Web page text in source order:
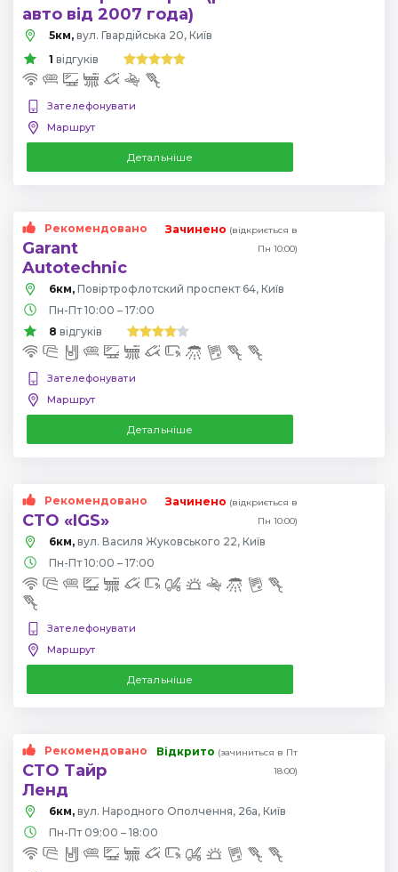
авто від 2007 года)
5км, вул. Гвардійська 20, Київ
1 відгуків
Зателефонувати
Маршрут
Детальніше
Рекомендовано
Garant
Autotechnic
Зачинено (відкриється в
Пн 10:00)
6км,
Повіртрофлотский проспект 64, Київ
Пн-Пт 10:00 – 17:00
8 відгуків
Зателефонувати
Маршрут
Детальніше
Рекомендовано
СТО «IGS»
Зачинено (відкриється в
Пн 10:00)
6км, вул. Василя Жуковського 22, Київ
Пн-Пт 10:00 – 17:00
Зателефонувати
Маршрут
Детальніше
Рекомендовано
СТО Тайр
Ленд
Відкрито (зачиниться в Пт
18:00)
6км, вул. Народного Ополчення, 26а, Київ
Пн-Пт 09:00 – 18:00